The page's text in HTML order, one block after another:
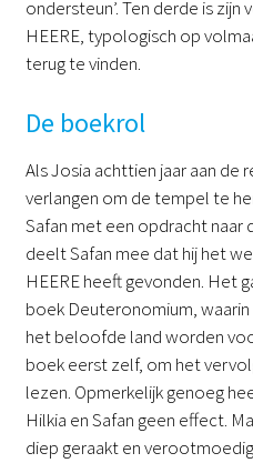
ondersteun’. Ten derde is
HEERE, typologisch op
terug te vinden.
De boekrol
Als Josia achttien jaar aan de
verlangen om de tempel te
Safan met een opdracht naar
deelt Safan mee dat hij het
HEERE heeft gevonden. Het
boek Deuteronomium,
het beloofde land worden
boek eerst zelf, om het
lezen. Opmerkelijk genoeg
Hilkia en Safan geen effect.
diep geraakt en